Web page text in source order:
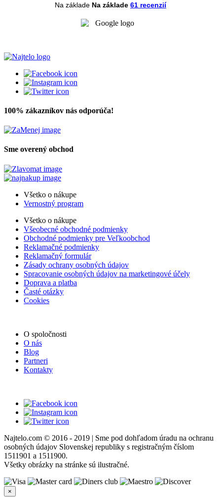
Na základe Na základe 61 recenzií
100% zákazníkov nás odporúča!
Sme overený obchod
Všetko o nákupe
Vernostný program
Všetko o nákupe
Všeobecné obchodné podmienky
Obchodné podmienky pre Veľkoobchod
Reklamačné podmienky
Reklamačný formulár
Zásady ochrany osobných údajov
Spracovanie osobných údajov na marketingové účely
Doprava a platba
Časté otázky
Cookies
O spoločnosti
O nás
Blog
Partneri
Kontakty
Najtelo.com © 2016 - 2019 | Sme pod dohľadom úradu na ochranu
osobných údajov Slovenskej republiky s registračným číslom
1511901 a 1511900.
Všetky obrázky na stránke sú ilustračné.
×